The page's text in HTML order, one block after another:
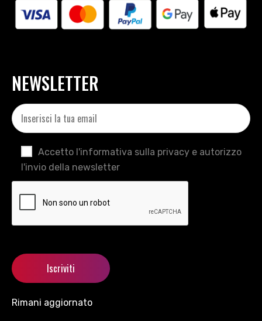
NEWSLETTER
Accetto l'informativa sulla privacy e autorizzo
l'invio della newsletter
Rimani aggiornato